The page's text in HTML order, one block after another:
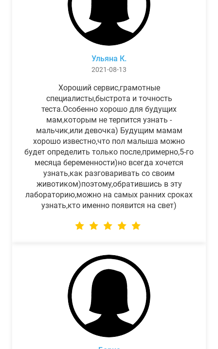
Ульяна К.
2021-08-13
Хороший сервис,грамотные
специалисты,быстрота и точность
теста.Особенно хорошо для будущих
мам,которым не терпится узнать -
мальчик,или девочка) Будущим мамам
хорошо известно,что пол малыша можно
будет определить только после,примерно,5-го
месяца беременности)но всегда хочется
узнать,как разговаривать со своим
животиком)поэтому,обратившись в эту
лабораторию,можно на самых ранних сроках
узнать,кто именно появится на свет)